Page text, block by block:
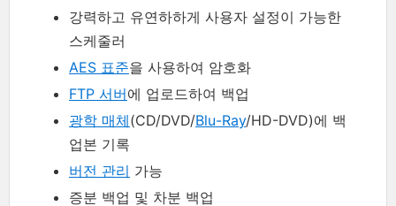
강력하고 유연하하게 사용자 설정이 가능한
스케줄러
AES 표준을 사용하여 암호화
FTP 서버에 업로드하여 백업
광학 매체(CD/DVD/Blu-Ray/HD-DVD)에 백
업본 기록
버전 관리 가능
증분 백업 및 차분 백업